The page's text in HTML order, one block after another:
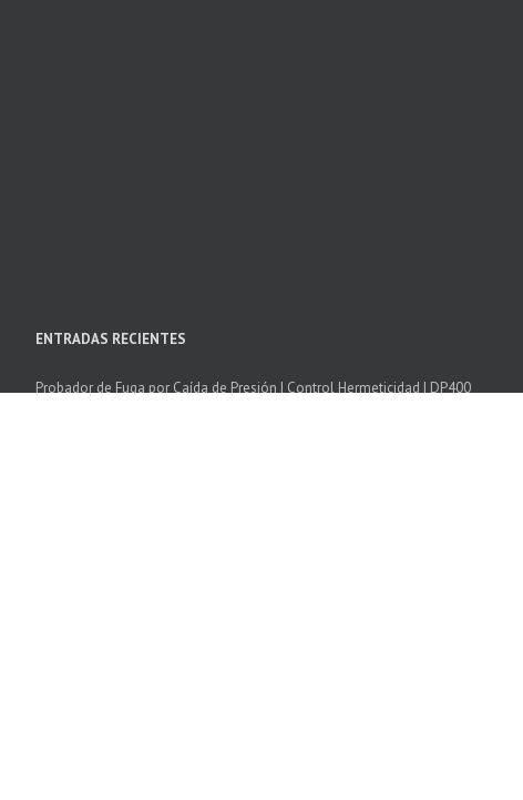
ENTRADAS RECIENTES
Probador de Fuga por Caída de Presión | Control Hermeticidad | DP400